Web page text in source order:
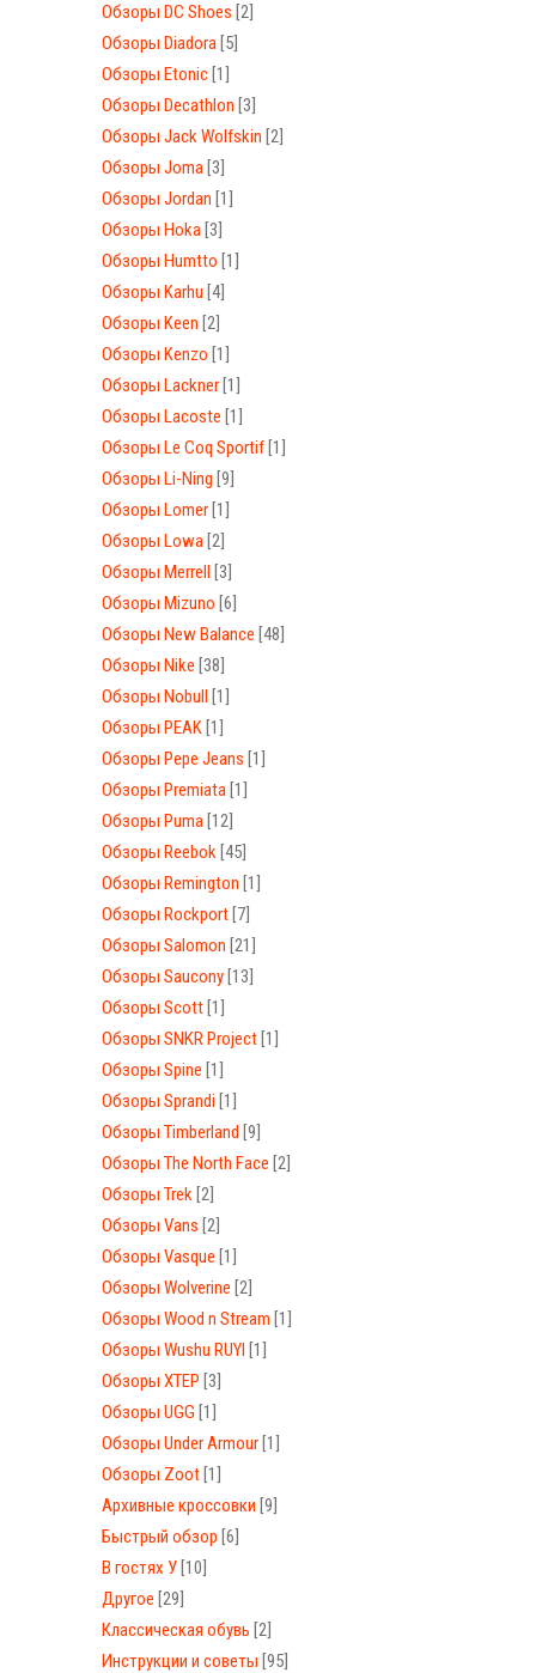
Обзоры DC Shoes [2]
Обзоры Diadora [5]
Обзоры Etonic [1]
Обзоры Decathlon [3]
Обзоры Jack Wolfskin [2]
Обзоры Joma [3]
Обзоры Jordan [1]
Обзоры Hoka [3]
Обзоры Humtto [1]
Обзоры Karhu [4]
Обзоры Keen [2]
Обзоры Kenzo [1]
Обзоры Lackner [1]
Обзоры Lacoste [1]
Обзоры Le Coq Sportif [1]
Обзоры Li-Ning [9]
Обзоры Lomer [1]
Обзоры Lowa [2]
Обзоры Merrell [3]
Обзоры Mizuno [6]
Обзоры New Balance [48]
Обзоры Nike [38]
Обзоры Nobull [1]
Обзоры PEAK [1]
Обзоры Pepe Jeans [1]
Обзоры Premiata [1]
Обзоры Puma [12]
Обзоры Reebok [45]
Обзоры Remington [1]
Обзоры Rockport [7]
Обзоры Salomon [21]
Обзоры Saucony [13]
Обзоры Scott [1]
Обзоры SNKR Project [1]
Обзоры Spine [1]
Обзоры Sprandi [1]
Обзоры Timberland [9]
Обзоры The North Face [2]
Обзоры Trek [2]
Обзоры Vans [2]
Обзоры Vasque [1]
Обзоры Wolverine [2]
Обзоры Wood n Stream [1]
Обзоры Wushu RUYI [1]
Обзоры XTEP [3]
Обзоры UGG [1]
Обзоры Under Armour [1]
Обзоры Zoot [1]
Архивные кроссовки [9]
Быстрый обзор [6]
В гостях У [10]
Другое [29]
Классическая обувь [2]
Инструкции и советы [95]